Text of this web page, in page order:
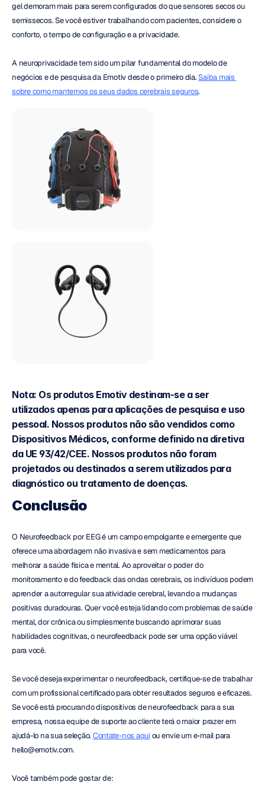
gel demoram mais para serem configurados do que sensores secos ou
semissecos. Se você estiver trabalhando com pacientes, considere o
conforto, o tempo de configuração e a privacidade.
A neuroprivacidade tem sido um pilar fundamental do modelo de
negócios e de pesquisa da Emotiv desde o primeiro dia. Saiba mais
sobre como mantemos os seus dados cerebrais seguros.
Nota: Os produtos Emotiv destinam-se a ser
utilizados apenas para aplicações de pesquisa e uso
pessoal. Nossos produtos não são vendidos como
Dispositivos Médicos, conforme definido na diretiva
da UE 93/42/CEE. Nossos produtos não foram
projetados ou destinados a serem utilizados para
diagnóstico ou tratamento de doenças.
Conclusão
O Neurofeedback por EEG é um campo empolgante e emergente que
oferece uma abordagem não invasiva e sem medicamentos para
melhorar a saúde física e mental. Ao aproveitar o poder do
monitoramento e do feedback das ondas cerebrais, os indivíduos podem
aprender a autorregular sua atividade cerebral, levando a mudanças
positivas duradouras. Quer você esteja lidando com problemas de saúde
mental, dor crônica ou simplesmente buscando aprimorar suas
habilidades cognitivas, o neurofeedback pode ser uma opção viável
para você.
Se você deseja experimentar o neurofeedback, certifique-se de trabalhar
com um profissional certificado para obter resultados seguros e eficazes.
Se você está procurando dispositivos de neurofeedback para a sua
empresa, nossa equipe de suporte ao cliente terá o maior prazer em
ajudá-lo na sua seleção. Contate-nos aqui ou envie um e-mail para
hello@emotiv.com.
Você também pode gostar de: